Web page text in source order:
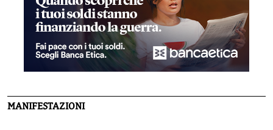
MANIFESTAZIONI